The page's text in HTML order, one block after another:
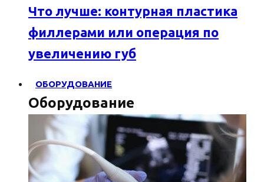
Что лучше: контурная пластика
филлерами или операция по
увеличению губ
ОБОРУДОВАНИЕ
Оборудование